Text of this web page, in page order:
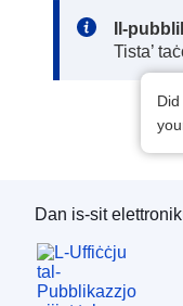
Note:
Il-
Tista’
L-Uffiċċju tal-
Dan is-sit